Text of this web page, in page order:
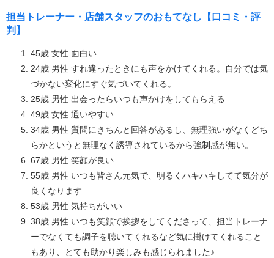
担当トレーナー・店舗スタッフのおもてなし【口コミ・評
判】
45歳 女性 面白い
24歳 男性 すれ違ったときにも声をかけてくれる。自分では気
づかない変化にすぐ気づいてくれる。
25歳 男性 出会ったらいつも声かけをしてもらえる
49歳 女性 通いやすい
34歳 男性 質問にきちんと回答があるし、無理強いがなくどち
らかというと無理なく誘導されているから強制感が無い。
67歳 男性 笑顔が良い
55歳 男性 いつも皆さん元気で、明るくハキハキしてて気分が
良くなります
53歳 男性 気持ちがいい
38歳 男性 いつも笑顔で挨拶をしてくださって、担当トレーナ
ーでなくても調子を聴いてくれるなど気に掛けてくれること
もあり、とても助かり楽しみも感じられました♪